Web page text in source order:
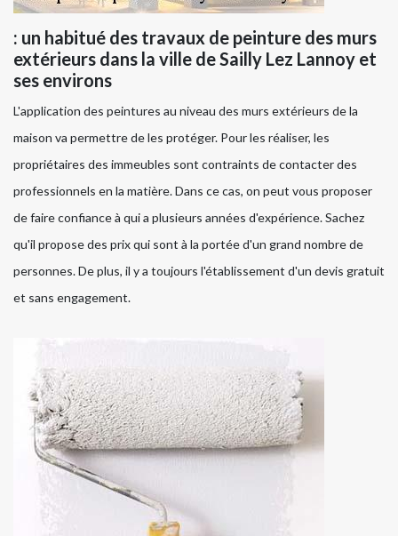
: un habitué des travaux de peinture des murs
extérieurs dans la ville de Sailly Lez Lannoy et
ses environs
L'application des peintures au niveau des murs extérieurs de la
maison va permettre de les protéger. Pour les réaliser, les
propriétaires des immeubles sont contraints de contacter des
professionnels en la matière. Dans ce cas, on peut vous proposer
de faire confiance à qui a plusieurs années d'expérience. Sachez
qu'il propose des prix qui sont à la portée d'un grand nombre de
personnes. De plus, il y a toujours l'établissement d'un devis gratuit
et sans engagement.